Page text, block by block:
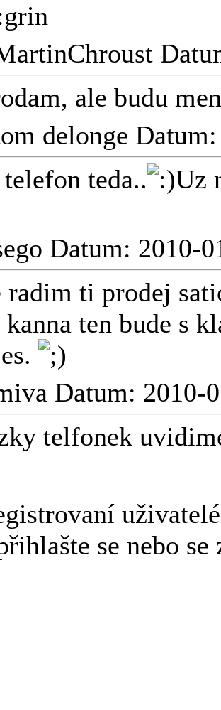
ale budu
delonge
teda..
Uz
Datum: 2010-
ti prodej
kanna ten bude s
Datum: 2010-
telfonek
se nebo